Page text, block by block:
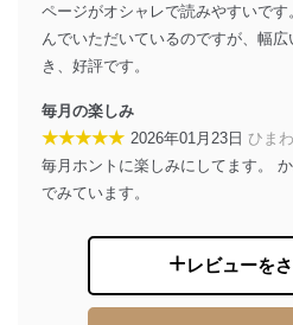
当社は以下の個人情報保護管
護管理者の責任のもと、個人
用・提供・管理いたします。
東京都渋谷区南平台町16-11
株式会社富士山マガジンサービ
代表取締役会長 西野 伸一郎
個人情報保護管理者: 経営管理
田 嘉也
当社が取り扱う開示対象個人
りです。
ページがオシャレで読みやすいで
んでいただいているのですが、幅
き、好評です。
毎月の楽しみ
★★★★★ 2026年01月23日 ひま
毎月ホントに楽しみにしてます。
でみています。
レビューを